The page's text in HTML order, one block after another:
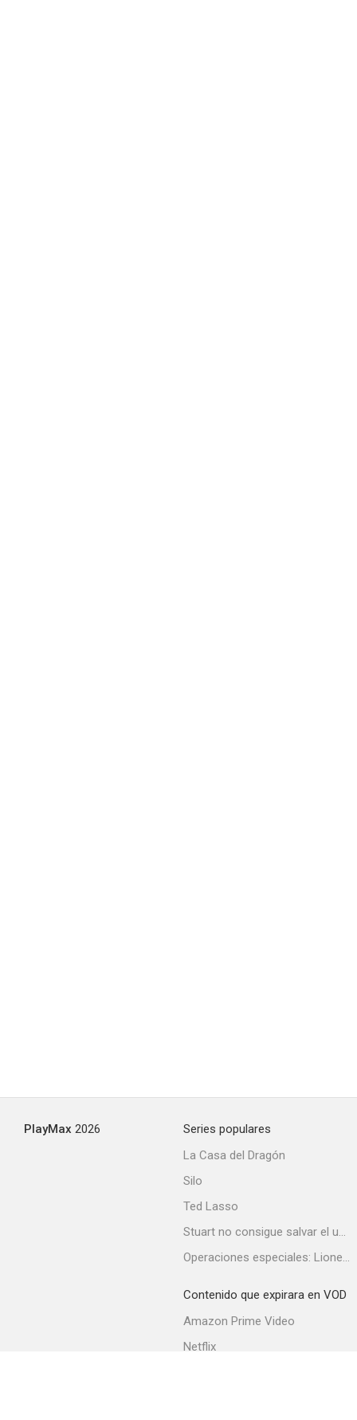
PlayMax 2026
Series populares
La Casa del Dragón
Silo
Ted Lasso
Stuart no consigue salvar el universo
Operaciones especiales: Lioness
Contenido que expirara en VOD
Amazon Prime Video
Netflix